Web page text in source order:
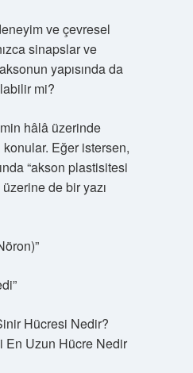
ve çevresel
sinapslar ve
yapısında da
mi?
hâlâ üzerinde
konular. Eğer istersen,
“akson plastisitesi
de bir yazı
Hücresi Nedir?
En Uzun Hücre Nedir